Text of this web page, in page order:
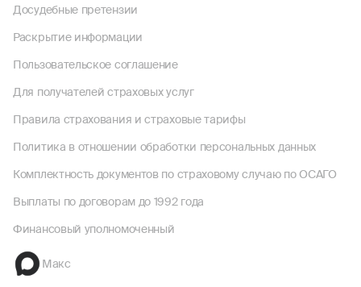
Досудебные претензии
Раскрытие информации
Пользовательское соглашение
Для получателей страховых услуг
Правила страхования и страховые тарифы
Политика в отношении обработки персональных данных
Комплектность документов по страховому случаю по ОСАГО
Выплаты по договорам до 1992 года
Финансовый уполномоченный
Макс